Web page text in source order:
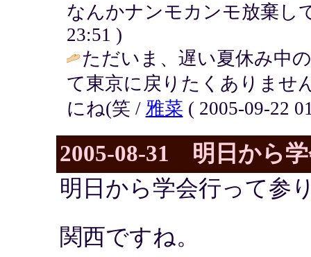
なんかナンモカンモ放棄し
23:51 )
ただいま、遅い夏休み中
て東京に戻りたくありませ
にね(笑 / 雅菜 ( 2005-09-22
2005-08-31 明日から
明日から学会行って参
関西ですね。